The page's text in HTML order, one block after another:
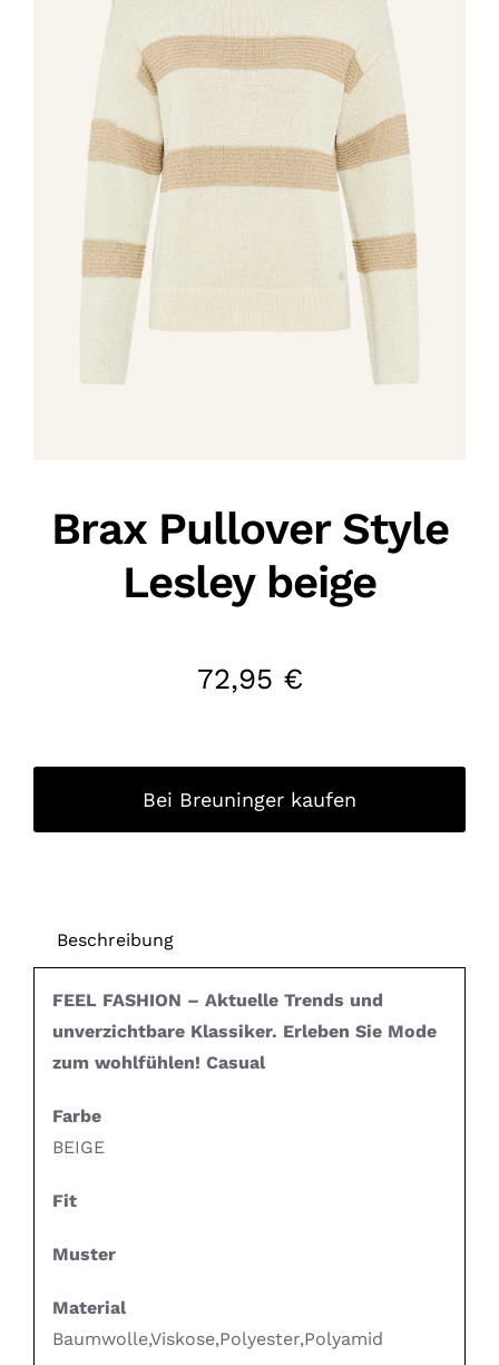
Brax Pullover Style
Lesley beige
72,95 €
Bei Breuninger kaufen
Beschreibung
FEEL FASHION – Aktuelle Trends und
unverzichtbare Klassiker. Erleben Sie Mode
zum wohlfühlen! Casual
Farbe
BEIGE
Fit
Muster
Material
Baumwolle,Viskose,Polyester,Polyamid